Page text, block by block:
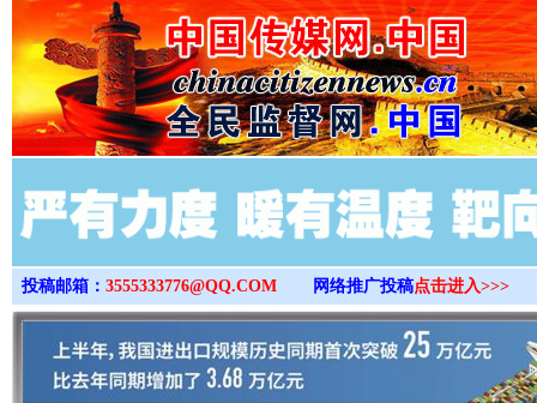
>
投稿邮箱： 3555333776@QQ.COM 网络推广投稿点击进入>>>